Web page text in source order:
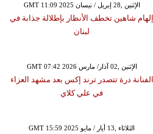
GMT 11:09 2025 الإثنين ,28 إبريل / نيسان
إلهام شاهين تخطف الأنظار بإطلالة جذابة في
لبنان
GMT 07:42 2026 الإثنين ,02 آذار/ مارس
الفنانة درة تتصدر ترند إكس بعد مشهد العزاء
في علي كلاي
GMT 15:59 2025 الثلاثاء ,13 أيار / مايو